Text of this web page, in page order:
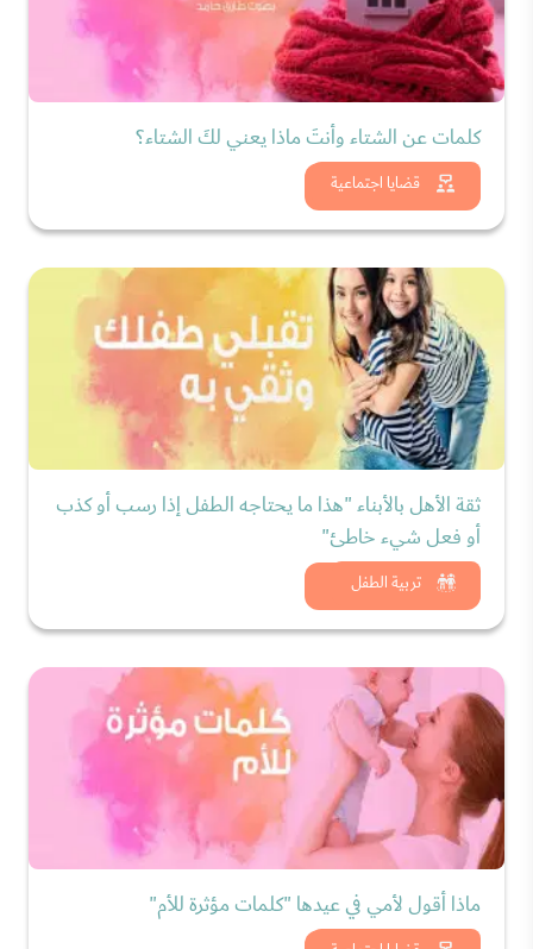
قضايا اجتماعية
كلمات عن الشتاء وأنتَ ماذا يعني لكَ الشتاء؟
شاهد الان
تربية الطفل
ثقة الأهل بالأبناء "هذا ما يحتاجه الطفل إذا رسب أو كذب
أو فعل شيء خاطئ"
شاهد الان
ماذا أقول لأمي في عيدها "كلمات مؤثرة للأم"